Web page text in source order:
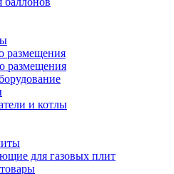
размещения
размещения
и котлы
для газовых плит